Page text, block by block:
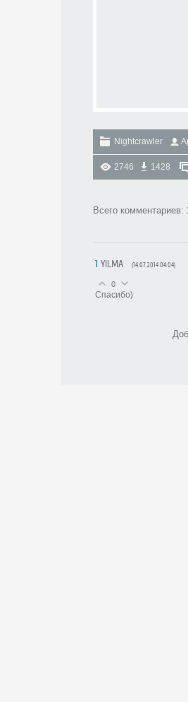
Nightcrawler
2746 1428
Всего комментариев:
1 YILMA (14.07.2014 04:04)
0
Спасибо)